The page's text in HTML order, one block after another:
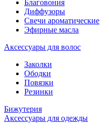
Благовония
Диффузоры
Свечи ароматические
Эфирные масла
Аксессуары для волос
Заколки
Ободки
Повязки
Резинки
Бижутерия
Аксессуары для одежды